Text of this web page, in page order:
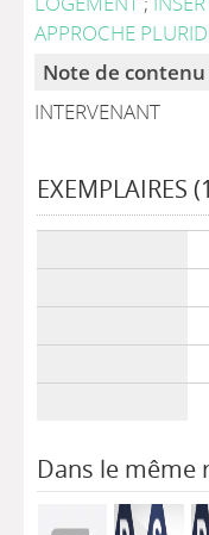
APPROCHE
Note de contenu
INTERVENANT
EXEMPLAIRES
Dans le même